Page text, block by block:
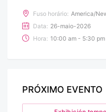
Fuso horário: America/
Data: 26-maio-2026
Hora: 10:00 am - 5:30 pm
PRÓXIMO EVENTO